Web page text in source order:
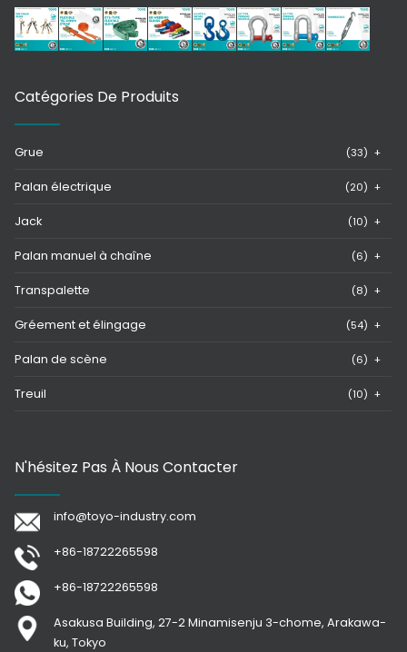
Catégories De Produits
Grue (33) +
Palan électrique (20) +
Jack (10) +
Palan manuel à chaîne (6) +
Transpalette (8) +
Gréement et élingage (54) +
Palan de scène (6) +
Treuil (10) +
N'hésitez Pas À Nous Contacter
info@toyo-industry.com
+86-18722265598
+86-18722265598
Asakusa Building, 27-2 Minamisenju 3-chome, Arakawa-
ku, Tokyo